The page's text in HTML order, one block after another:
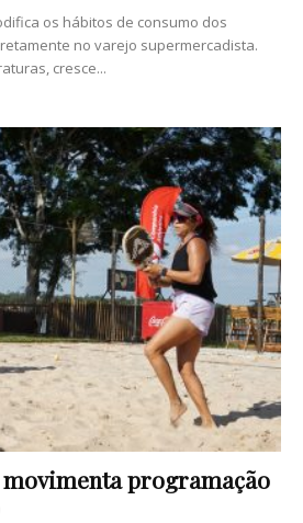
os hábitos de consumo dos
no varejo supermercadista.
cresce...
programação